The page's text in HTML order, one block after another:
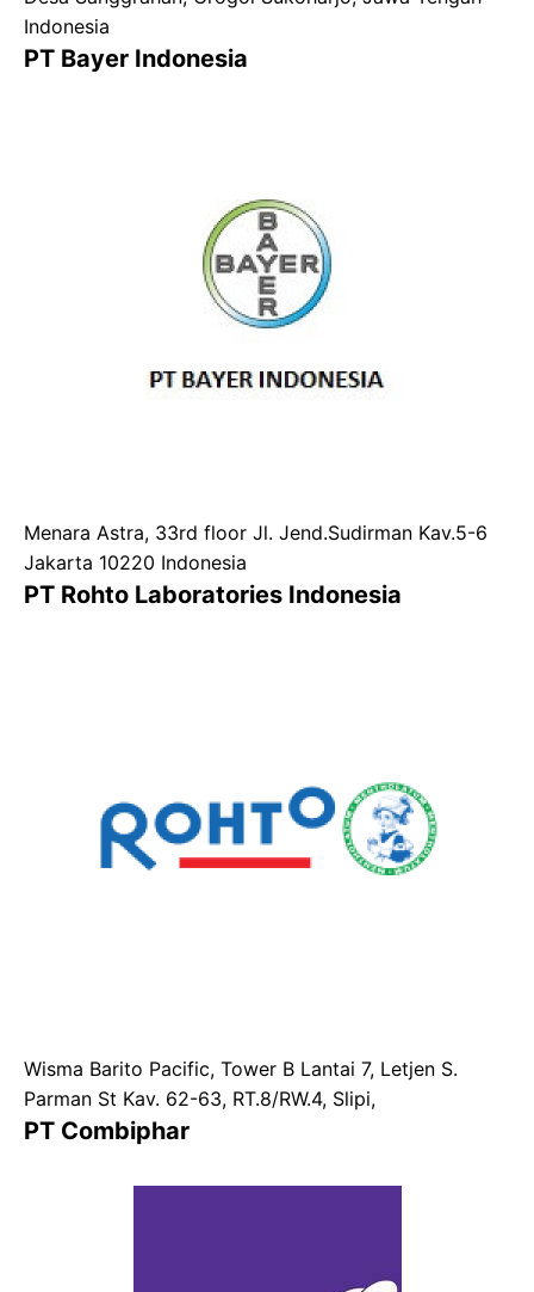
Indonesia
PT Bayer Indonesia
Menara Astra, 33rd floor Jl. Jend.Sudirman Kav.5-6
Jakarta 10220 Indonesia
PT Rohto Laboratories Indonesia
Wisma Barito Pacific, Tower B Lantai 7, Letjen S.
Parman St Kav. 62-63, RT.8/RW.4, Slipi,
PT Combiphar